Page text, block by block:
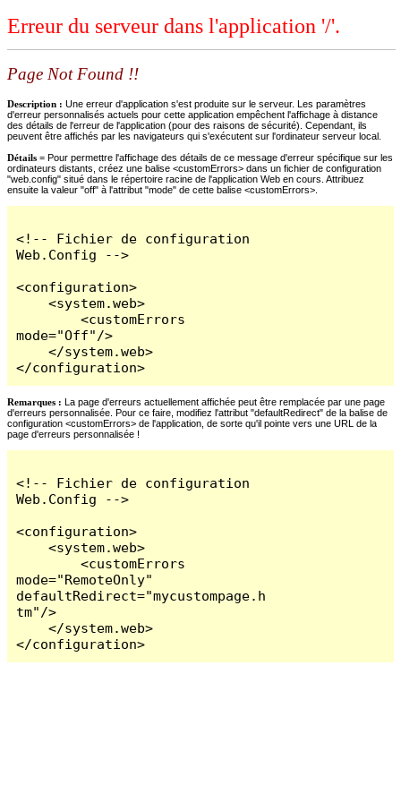
Erreur du serveur dans l'application '/'.
Page Not Found !!
Description : Une erreur d'application s'est produite sur le serveur. Les paramètres
d'erreur personnalisés actuels pour cette application empêchent l'affichage à distance
des détails de l'erreur de l'application (pour des raisons de sécurité). Cependant, ils
peuvent être affichés par les navigateurs qui s'exécutent sur l'ordinateur serveur local.
Détails = Pour permettre l'affichage des détails de ce message d'erreur spécifique sur les
ordinateurs distants, créez une balise <customErrors> dans un fichier de configuration
"web.config" situé dans le répertoire racine de l'application Web en cours. Attribuez
ensuite la valeur "off" à l'attribut "mode" de cette balise <customErrors>.
<!-- Fichier de configuration
Web.Config -->
<configuration>
    <system.web>
        <customErrors
mode="Off"/>
    </system.web>
</configuration>
Remarques : La page d'erreurs actuellement affichée peut être remplacée par une page
d'erreurs personnalisée. Pour ce faire, modifiez l'attribut "defaultRedirect" de la balise de
configuration <customErrors> de l'application, de sorte qu'il pointe vers une URL de la
page d'erreurs personnalisée !
<!-- Fichier de configuration
Web.Config -->
<configuration>
    <system.web>
        <customErrors
mode="RemoteOnly"
defaultRedirect="mycustompage.h
tm"/>
    </system.web>
</configuration>